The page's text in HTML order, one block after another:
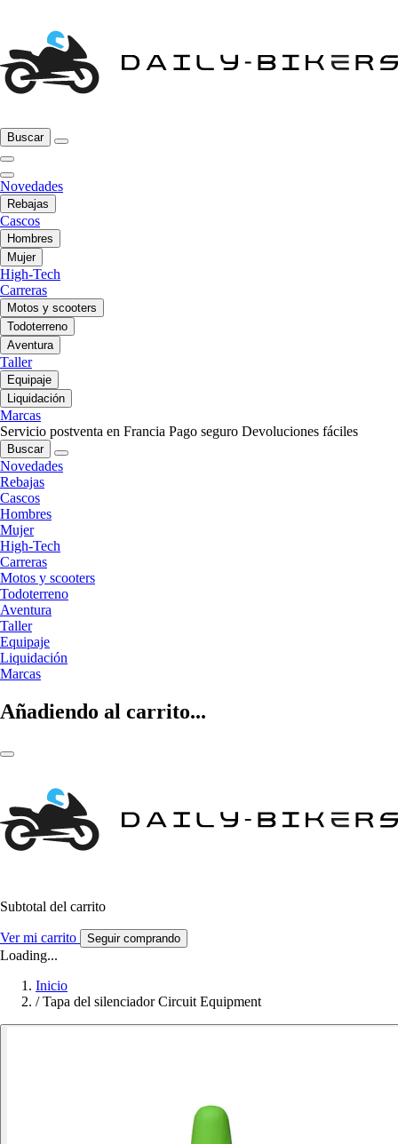
Buscar
Novedades
Rebajas
Cascos
Hombres
Mujer
High-Tech
Carreras
Motos y scooters
Todoterreno
Aventura
Taller
Equipaje
Liquidación
Marcas
Servicio postventa en Francia Pago seguro Devoluciones fáciles
Buscar
Novedades
Rebajas
Cascos
Hombres
Mujer
High-Tech
Carreras
Motos y scooters
Todoterreno
Aventura
Taller
Equipaje
Liquidación
Marcas
Añadiendo al carrito...
Subtotal del carrito
Ver mi carrito Seguir comprando
Loading...
Inicio
/ Tapa del silenciador Circuit Equipment